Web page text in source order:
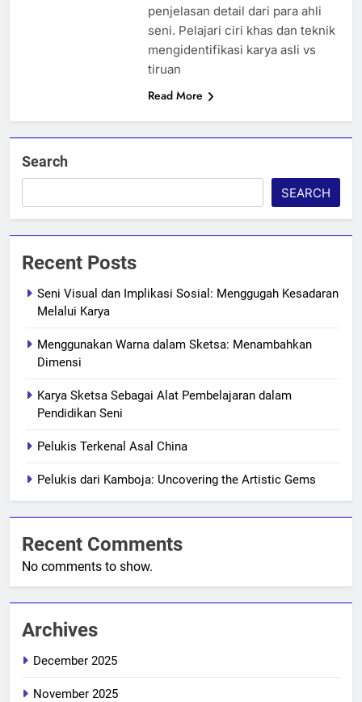
penjelasan detail dari para ahli
seni. Pelajari ciri khas dan teknik
mengidentifikasi karya asli vs
tiruan
Read More
Search
SEARCH
Recent Posts
Seni Visual dan Implikasi Sosial: Menggugah Kesadaran
Melalui Karya
Menggunakan Warna dalam Sketsa: Menambahkan
Dimensi
Karya Sketsa Sebagai Alat Pembelajaran dalam
Pendidikan Seni
Pelukis Terkenal Asal China
Pelukis dari Kamboja: Uncovering the Artistic Gems
Recent Comments
No comments to show.
Archives
December 2025
November 2025